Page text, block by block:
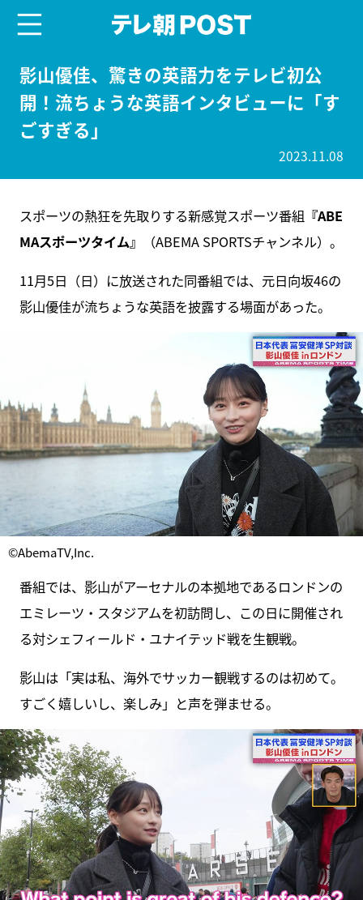
影山優佳、驚きの英語力をテレビ初公
開！流ちょうな英語インタビューに「す
ごすぎる」
2023.11.08
スポーツの熱狂を先取りする新感覚スポーツ番組 『ABE
MAスポーツタイム』
（ABEMA SPORTSチャンネル）。
11月5日（日）に放送された同番組では、元日向坂46の
影山優佳が流ちょうな英語を披露する場面があった。
©AbemaTV,Inc.
番組では、影山がアーセナルの本拠地であるロンドンの
エミレーツ・スタジアムを初訪問し、この日に開催され
る対シェフィールド・ユナイテッド戦を生観戦。
影山は「実は私、海外でサッカー観戦するのは初めて。
すごく嬉しいし、楽しみ」と声を弾ませる。